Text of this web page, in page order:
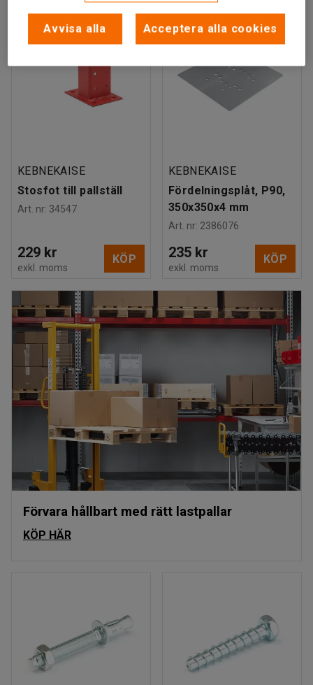
KEBNEKAISE
Stosfot till pallställ
Art. nr: 34547
229 kr
exkl. moms
KÖP
KEBNEKAISE
Fördelningsplåt, P90,
350x350x4 mm
Art. nr: 2386076
235 kr
exkl. moms
KÖP
Förvara hållbart med rätt lastpallar
KÖP HÄR
Avvisa alla Acceptera alla cookies